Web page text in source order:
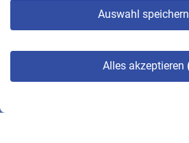
Auswahl speichern
Alles akzeptieren
© VBL 2026